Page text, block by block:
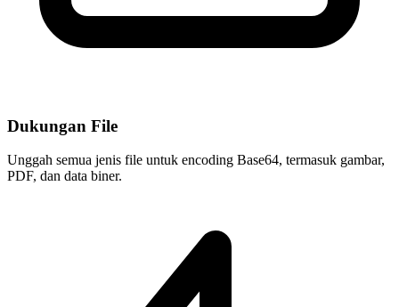
Dukungan File
Unggah semua jenis file untuk encoding Base64, termasuk gambar,
PDF, dan data biner.